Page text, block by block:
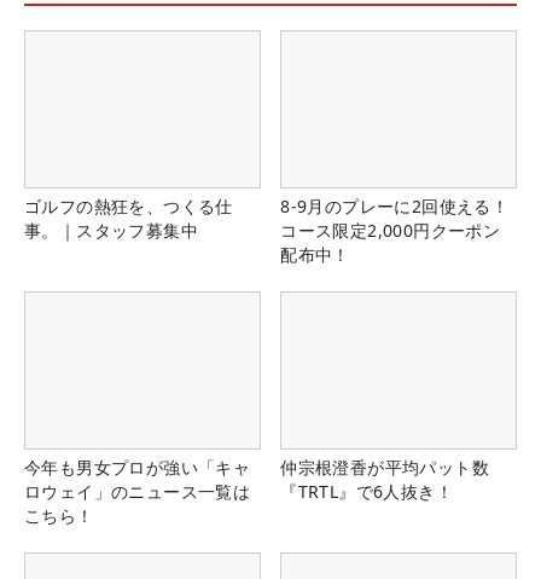
ゴルフの熱狂を、つくる仕
事。｜スタッフ募集中
8-9月のプレーに2回使える！
コース限定2,000円クーポン
配布中！
今年も男女プロが強い「キャ
ロウェイ」のニュース一覧は
こちら！
仲宗根澄香が平均パット数
『TRTL』で6人抜き！